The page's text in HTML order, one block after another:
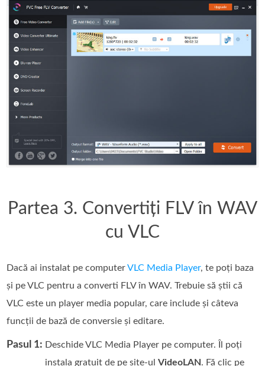
Partea 3. Convertiți FLV în WAV
cu VLC
Dacă ai instalat pe computerVLC Media Player, te poți baza
și pe VLC pentru a converti FLV în WAV. Trebuie să știi că
VLC este un player media popular, care include și câteva
funcții de bază de conversie și editare.
Pasul 1: Deschide VLC Media Player pe computer. Îl poți
instala gratuit de pe site-ulVideoLAN. Fă clic pe